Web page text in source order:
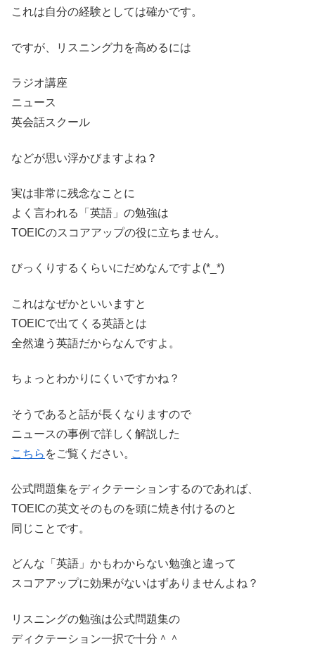
これは自分の経験としては確かです。
ですが、リスニング力を高めるには
ラジオ講座
ニュース
英会話スクール
などが思い浮かびますよね？
実は非常に残念なことに
よく言われる「英語」の勉強は
TOEICのスコアアップの役に立ちません。
びっくりするくらいにだめなんですよ(*_*)
これはなぜかといいますと
TOEICで出てくる英語とは
全然違う英語だからなんですよ。
ちょっとわかりにくいですかね？
そうであると話が長くなりますので
ニュースの事例で詳しく解説した
こちら をご覧ください。
公式問題集をディクテーションするのであれば、
TOEICの英文そのものを頭に焼き付けるのと
同じことです。
どんな「英語」かもわからない勉強と違って
スコアアップに効果がないはずありませんよね？
リスニングの勉強は公式問題集の
ディクテーション一択で十分＾＾